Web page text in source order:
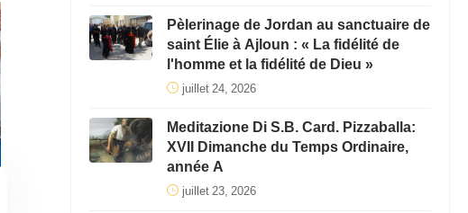
Pèlerinage de Jordan au sanctuaire de
saint Élie à Ajloun : « La fidélité de
l'homme et la fidélité de Dieu »
juillet 24, 2026
Meditazione Di S.B. Card. Pizzaballa:
XVII Dimanche du Temps Ordinaire,
année A
juillet 23, 2026